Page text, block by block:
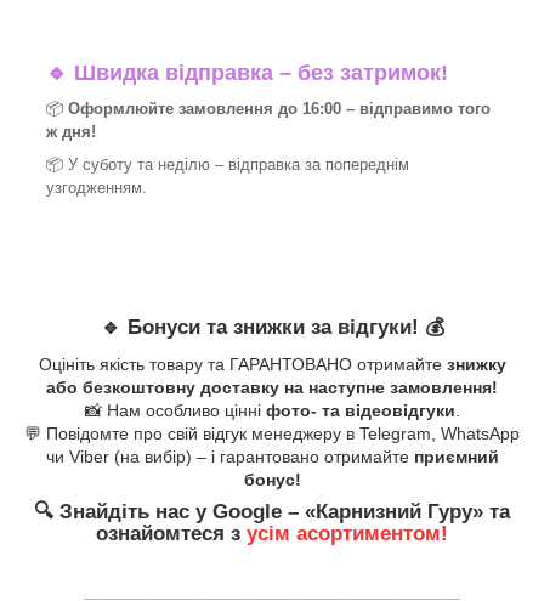
🔹 Швидка відправка – без затримок!
📦 Оформлюйте замовлення до 16:00 – відправимо того
ж дня!
📦 У суботу та неділю – відправка за попереднім
узгодженням.
🔹 Бонуси та знижки за відгуки! 💰
Оцініть якість товару та ГАРАНТОВАНО отримайте знижку
або безкоштовну доставку на наступне замовлення!
📸 Нам особливо цінні фото- та відеовідгуки.
💬 Повідомте про свій відгук менеджеру в Telegram, WhatsApp
чи Viber (на вибір) – і гарантовано отримайте приємний
бонус!
🔍 Знайдіть нас у Google – «Карнизний Гуру» та
ознайомтеся з усім асортиментом!